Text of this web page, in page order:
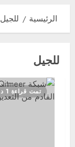
الرئيسية للجيل
للجيل
تمت قراءة 1 دقيقة